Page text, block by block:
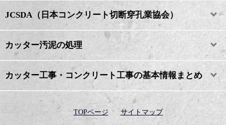
JCSDA（日本コンクリート切断穿孔業協会）
カッター汚泥の処理
カッター工事・コンクリート工事の基本情報まとめ
TOPページ サイトマップ